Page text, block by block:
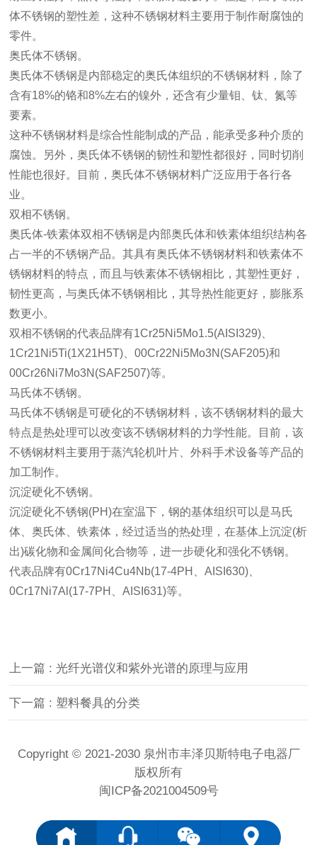
体不锈钢的塑性差，这种不锈钢材料主要用于制作耐腐蚀的
零件。
奥氏体不锈钢。
奥氏体不锈钢是内部稳定的奥氏体组织的不锈钢材料，除了
含有18%的铬和8%左右的镍外，还含有少量钼、钛、氮等
要素。
这种不锈钢材料是综合性能制成的产品，能承受多种介质的
腐蚀。另外，奥氏体不锈钢的韧性和塑性都很好，同时切削
性能也很好。目前，奥氏体不锈钢材料广泛应用于各行各
业。
双相不锈钢。
奥氏体-铁素体双相不锈钢是内部奥氏体和铁素体组织结构各
占一半的不锈钢产品。其具有奥氏体不锈钢材料和铁素体不
锈钢材料的特点，而且与铁素体不锈钢相比，其塑性更好，
韧性更高，与奥氏体不锈钢相比，其导热性能更好，膨胀系
数更小。
双相不锈钢的代表品牌有1Cr25Ni5Mo1.5(AISI329)、
1Cr21Ni5Ti(1X21H5T)、00Cr22Ni5Mo3N(SAF205)和
00Cr26Ni7Mo3N(SAF2507)等。
马氏体不锈钢。
马氏体不锈钢是可硬化的不锈钢材料，该不锈钢材料的最大
特点是热处理可以改变该不锈钢材料的力学性能。目前，该
不锈钢材料主要用于蒸汽轮机叶片、外科手术设备等产品的
加工制作。
沉淀硬化不锈钢。
沉淀硬化不锈钢(PH)在室温下，钢的基体组织可以是马氏
体、奥氏体、铁素体，经过适当的热处理，在基体上沉淀(析
出)碳化物和金属间化合物等，进一步硬化和强化不锈钢。
代表品牌有0Cr17Ni4Cu4Nb(17-4PH、AISI630)、
0Cr17Ni7Al(17-7PH、AISI631)等。
上一篇 : 光纤光谱仪和紫外光谱的原理与应用
下一篇 : 塑料餐具的分类
Copyright © 2021-2030 泉州市丰泽贝斯特电子电器厂
版权所有
闽ICP备2021004509号